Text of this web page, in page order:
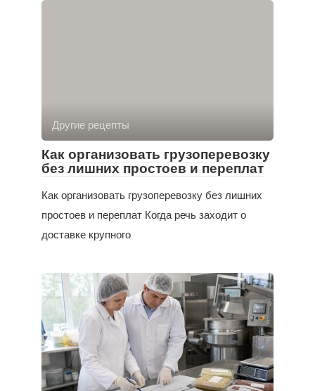
Другие рецепты
Как организовать грузоперевозку
без лишних простоев и переплат
Как организовать грузоперевозку без лишних
простоев и переплат Когда речь заходит о
доставке крупного